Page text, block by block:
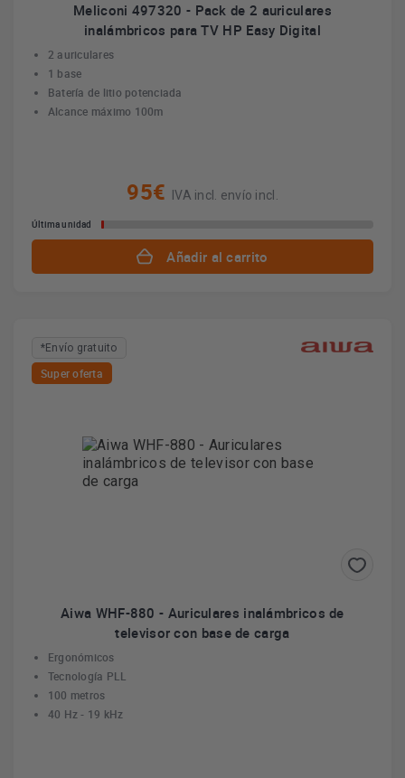
Meliconi 497320 - Pack de 2 auriculares
inalámbricos para TV HP Easy Digital
2 auriculares
1 base
Batería de litio potenciada
Alcance máximo 100m
95€ IVA incl. envío incl.
Última unidad
Añadir al carrito
*Envío gratuito
Super oferta
Aiwa WHF-880 - Auriculares inalámbricos de
televisor con base de carga
Ergonómicos
Tecnología PLL
100 metros
40 Hz - 19 kHz